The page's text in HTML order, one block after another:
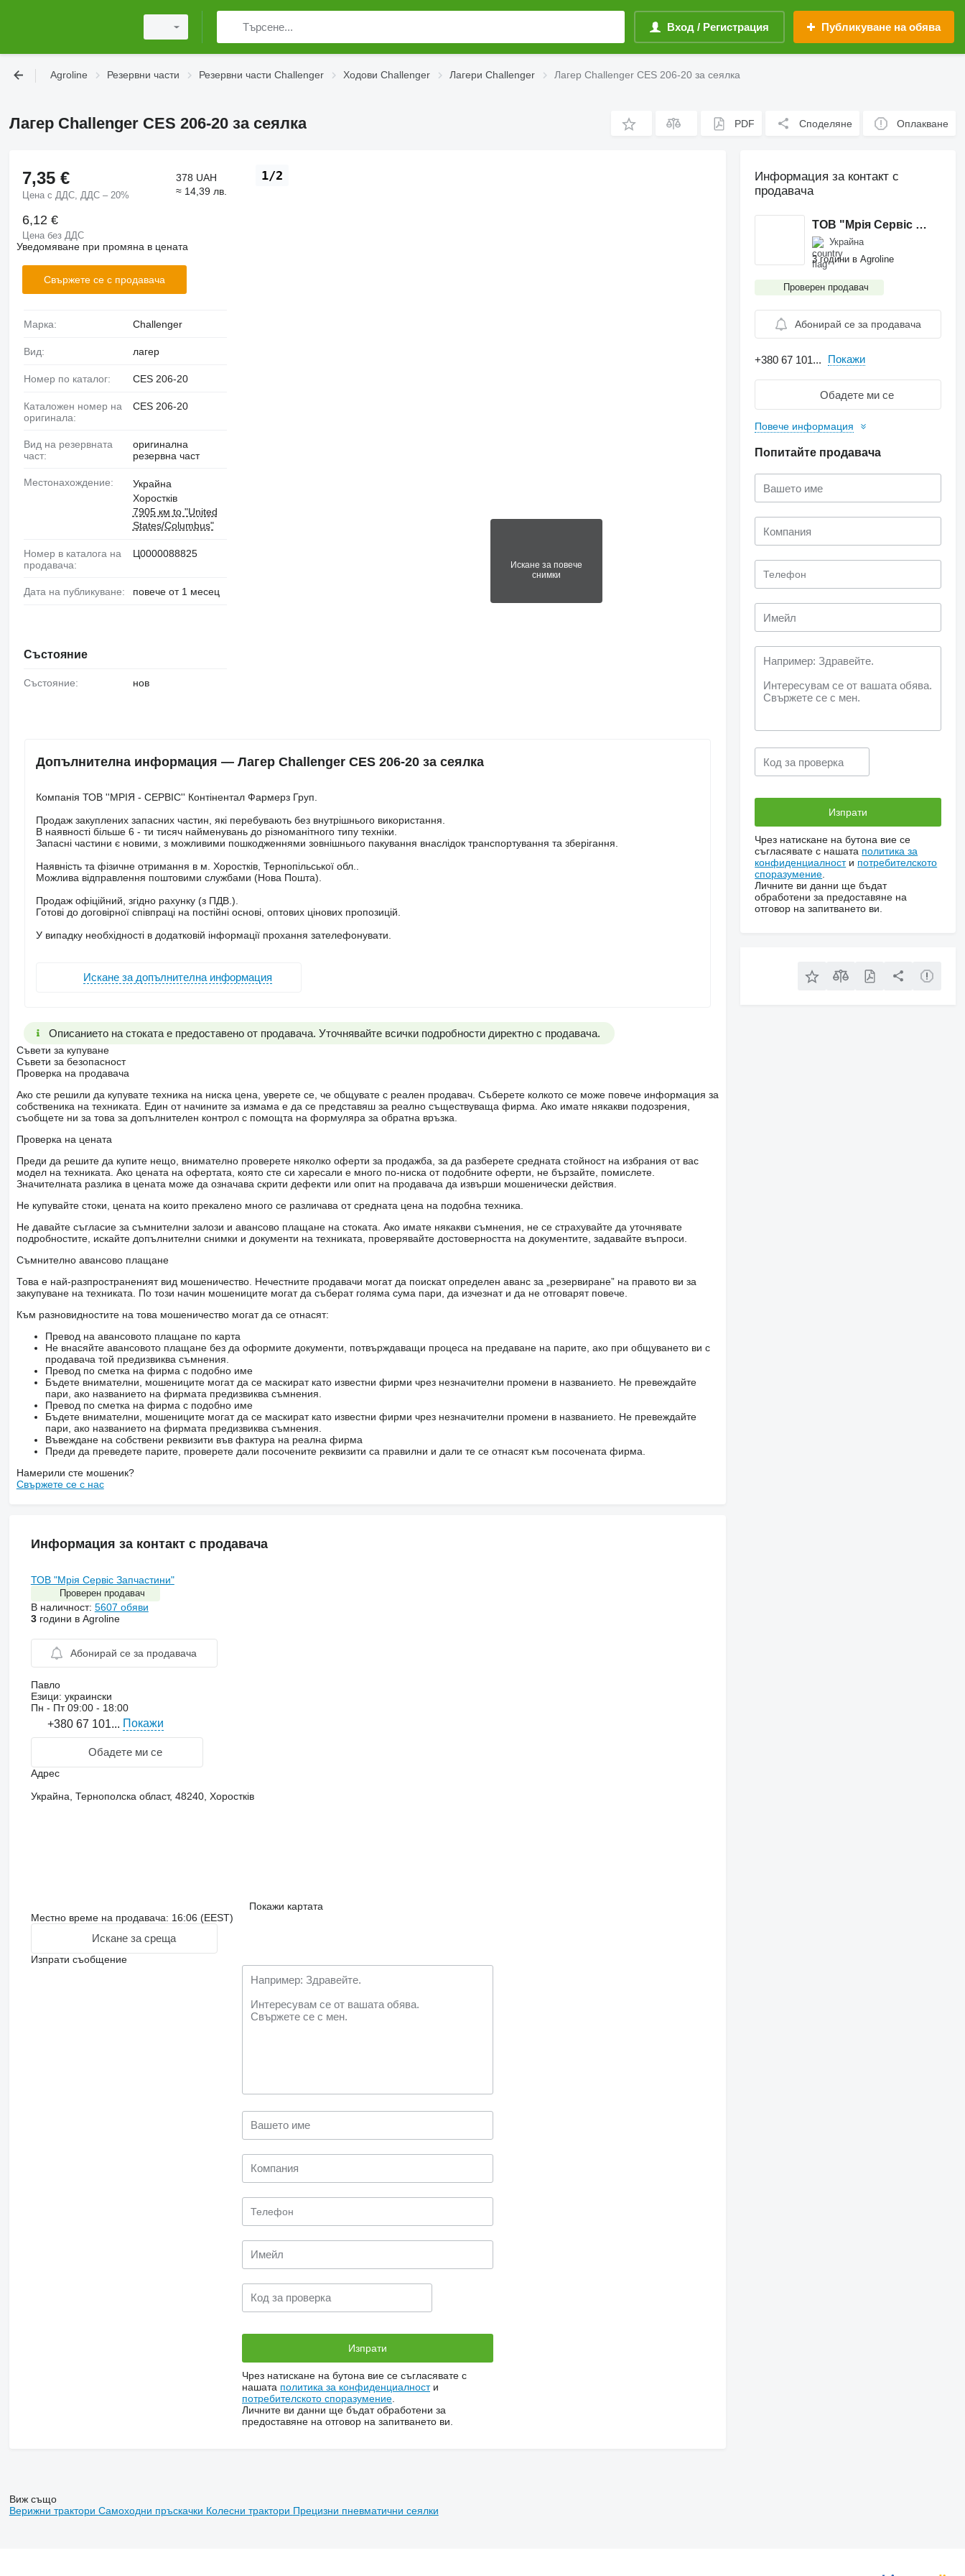
Вход / Регистрация Публикуване на обява
Agroline Резервни части Резервни части Challenger Ходови Challenger Лагери Challenger Лагер Challenger CES 206-20 за сеялка
Лагер Challenger CES 206-20 за сеялка PDF Споделяне Оплакване
Искане за повече
снимки
1/2
7,35 €
Цена с ДДС, ДДС – 20%
378 UAH
≈ 14,39 лв.
6,12 €
Цена без ДДС
Уведомяване при промяна в цената
Свържете се с продавача
Марка: Challenger
Вид: лагер
Номер по каталог: CES 206-20
Каталожен номер на
оригинала:
CES 206-20
Вид на резервната
част:
оригинална
резервна част
Местонахождение:
Украйна
Хоростків
7905 км to "United
States/Columbus"
Номер в каталога на
продавача:
Ц0000088825
Дата на публикуване: повече от 1 месец
Състояние
Състояние: нов
Допълнителна информация — Лагер Challenger CES 206-20 за сеялка
Компанія ТОВ ''МРІЯ - СЕРВІС'' Контінентал Фармерз Груп.
Продаж закуплених запасних частин, які перебувають без внутрішнього використання.
В наявності більше 6 - ти тисяч найменувань до різноманітного типу техніки.
Запасні частини є новими, з можливими пошкодженнями зовнішнього пакування внаслідок транспортування та зберігання.
Наявність та фізичне отримання в м. Хоростків, Тернопільської обл..
Можлива відправлення поштовими службами (Нова Пошта).
Продаж офіційний, згідно рахунку (з ПДВ.).
Готові до договірної співпраці на постійні основі, оптових цінових пропозицій.
У випадку необхідності в додатковій інформації прохання зателефонувати.
Искане за допълнителна информация
Описанието на стоката е предоставено от продавача. Уточнявайте всички подробности директно с продавача.
Съвети за купуване
Съвети за безопасност
Проверка на продавача
Ако сте решили да купувате техника на ниска цена, уверете се, че общувате с реален продавач. Съберете колкото се може повече информация за
собственика на техниката. Един от начините за измама е да се представяш за реално съществуваща фирма. Ако имате някакви подозрения,
съобщете ни за това за допълнителен контрол с помощта на формуляра за обратна връзка.
Проверка на цената
Преди да решите да купите нещо, внимателно проверете няколко оферти за продажба, за да разберете средната стойност на избрания от вас
модел на техниката. Ако цената на офертата, която сте си харесали е много по-ниска от подобните оферти, не бързайте, помислете.
Значителната разлика в цената може да означава скрити дефекти или опит на продавача да извърши мошенически действия.
Не купувайте стоки, цената на които прекалено много се различава от средната цена на подобна техника.
Не давайте съгласие за съмнителни залози и авансово плащане на стоката. Ако имате някакви съмнения, не се страхувайте да уточнявате
подробностите, искайте допълнителни снимки и документи на техниката, проверявайте достоверността на документите, задавайте въпроси.
Съмнително авансово плащане
Това е най-разпространеният вид мошеничество. Нечестните продавачи могат да поискат определен аванс за „резервиране” на правото ви за
закупуване на техниката. По този начин мошениците могат да съберат голяма сума пари, да изчезнат и да не отговарят повече.
Към разновидностите на това мошеничество могат да се отнасят:
Превод на авансовото плащане по карта
Не внасяйте авансовото плащане без да оформите документи, потвърждаващи процеса на предаване на парите, ако при общуването ви с
продавача той предизвиква съмнения.
Превод по сметка на фирма с подобно име
Бъдете внимателни, мошениците могат да се маскират като известни фирми чрез незначителни промени в названието. Не превеждайте
пари, ако названието на фирмата предизвиква съмнения.
Превод по сметка на фирма с подобно име
Бъдете внимателни, мошениците могат да се маскират като известни фирми чрез незначителни промени в названието. Не превеждайте
пари, ако названието на фирмата предизвиква съмнения.
Въвеждане на собствени реквизити във фактура на реална фирма
Преди да преведете парите, проверете дали посочените реквизити са правилни и дали те се отнасят към посочената фирма.
Намерили сте мошеник?
Свържете се с нас
Информация за контакт с продавача
ТОВ "Мрія Сервіс Запчастини"
Проверен продавач
В наличност: 5607 обяви
3години в Agroline
Абонирай се за продавача
Павло
Езици: украински
Пн - Пт09:00 - 18:00
+380 67 101... Покажи
Обадете ми се
Адрес
Украйна, Тернополска област, 48240, Хоростків
Покажи картата
Местно време на продавача: 16:06 (EEST)
Искане за среща
Изпрати съобщение
Чрез натискане на бутона вие се съгласявате с
нашата политика за конфиденциалности
потребителското споразумение
Личните ви данни ще бъдат обработени за
предоставяне на отговор на запитването ви.
Информация за контакт с
продавача
ТОВ "Мрія Сервіс Запчастини"
Украйна
3 години в Agroline
Проверен продавач
Абонирай се за продавача
+380 67 101... Покажи
Обадете ми се
Повече информация
Попитайте продавача
Чрез натискане на бутона вие се
съгласявате с нашата политика за
конфиденциалности потребителското
споразумение
Личните ви данни ще бъдат
обработени за предоставяне на
отговор на запитването ви.
Виж също
Верижни трактори Самоходни пръскачки Колесни трактори Прецизни пневматични сеялки